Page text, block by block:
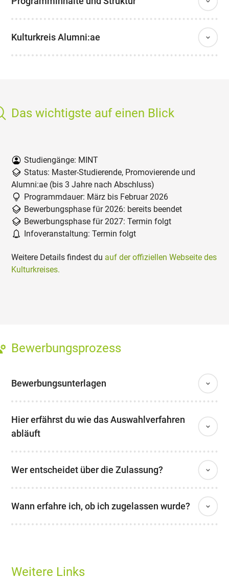
Kulturkreis Alumni:ae
Das wichtigste auf einen Blick
Studiengänge: MINT
Status: Master-Studierende, Promovierende und
Alumni:ae (bis 3 Jahre nach Abschluss)
Programmdauer: März bis Februar 2026
Bewerbungsphase für 2026: bereits beendet
Bewerbungsphase für 2027: Termin folgt
Infoveranstaltung: Termin folgt
Weitere Details findest du auf der offiziellen Webseite des
Kulturkreises.
Bewerbungsprozess
Bewerbungsunterlagen
Hier erfährst du wie das Auswahlverfahren
abläuft
Wer entscheidet über die Zulassung?
Wann erfahre ich, ob ich zugelassen wurde?
Weitere Links